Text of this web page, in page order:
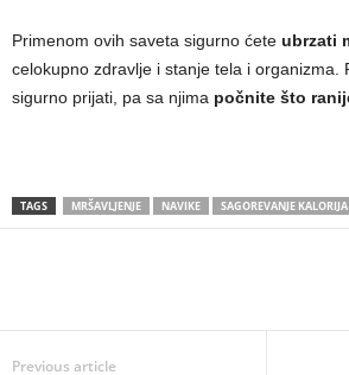
Primenom ovih saveta sigurno ćete ubrzati
celokupno zdravlje i stanje tela i organizma.
sigurno prijati, pa sa njima počnite što
TAGS MRŠAVLJENJE NAVIKE SAGOREVANJE KALORIJA
Previous article